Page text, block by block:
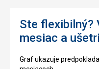
Ste flexibilný?
mesiac a
Graf ukazuje